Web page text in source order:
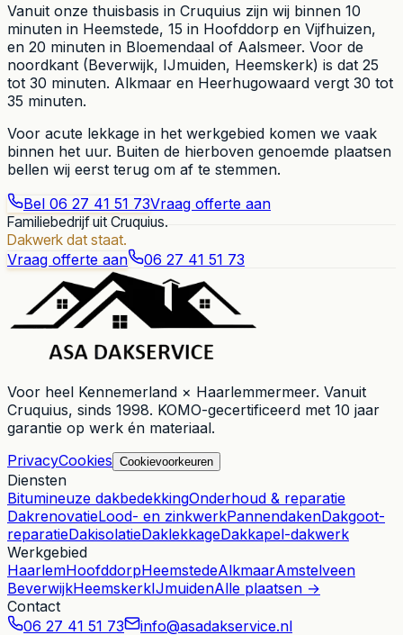
Vanuit onze thuisbasis in Cruquius zijn wij binnen 10
minuten in Heemstede, 15 in Hoofddorp en Vijfhuizen,
en 20 minuten in Bloemendaal of Aalsmeer. Voor de
noordkant (Beverwijk, IJmuiden, Heemskerk) is dat 25
tot 30 minuten. Alkmaar en Heerhugowaard vergt 30 tot
35 minuten.
Voor acute lekkage in het werkgebied komen we vaak
binnen het uur. Buiten de hierboven genoemde plaatsen
bellen wij eerst terug om af te stemmen.
Bel 06 27 41 51 73Vraag offerte aan
Familiebedrijf uit Cruquius.
Dakwerk dat staat.
Vraag offerte aan
06 27 41 51 73
Voor heel Kennemerland × Haarlemmermeer. Vanuit
Cruquius, sinds 1998. KOMO-gecertificeerd met 10 jaar
garantie op werk én materiaal.
PrivacyCookies Cookievoorkeuren
Diensten
Bitumineuze dakbedekkingOnderhoud & reparatie
DakrenovatieLood- en zinkwerkPannendakenDakgoot-
reparatieDakisolatieDaklekkageDakkapel-dakwerk
Werkgebied
HaarlemHoofddorpHeemstedeAlkmaarAmstelveen
BeverwijkHeemskerkIJmuidenAlle plaatsen →
Contact
06 27 41 51 73
info@asadakservice.nl